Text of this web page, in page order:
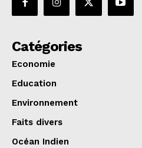
Catégories
Economie
Education
Environnement
Faits divers
Océan Indien